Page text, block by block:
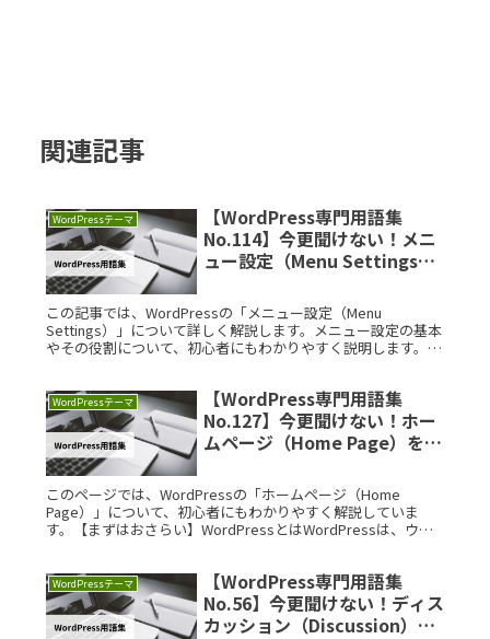
関連記事
WordPressテーマ
【WordPress専門用語集
No.114】今更聞けない！メニ
ュー設定（Menu Settings）
この記事では、WordPressの「メニュー設定（Menu
Settings）」について詳しく解説します。メニュー設定の基本
やその役割について、初心者にもわかりやすく説明します。
WordPressテーマ
【WordPress専門用語集
No.127】今更聞けない！ホー
ムページ（Home Page）を徹
このページでは、WordPressの「ホームページ（Home
Page）」について、初心者にもわかりやすく解説していま
す。【まずはおさらい】WordPressとはWordPressは、ウェ
WordPressテーマ
【WordPress専門用語集
No.56】今更聞けない！ディス
カッション（Discussion）を